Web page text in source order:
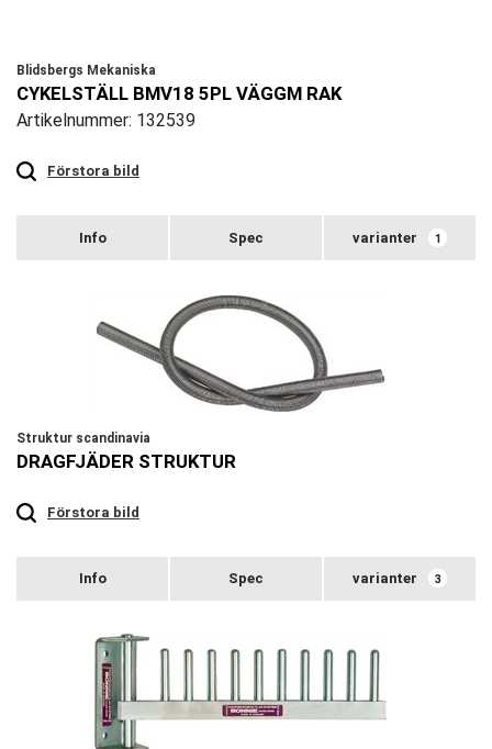
Blidsbergs Mekaniska
CYKELSTÄLL BMV18 5PL VÄGGM RAK
Artikelnummer: 132539
Förstora bild
zoom
varianter 1
Struktur scandinavia
DRAGFJÄDER STRUKTUR
Förstora bild
zoom
varianter 3